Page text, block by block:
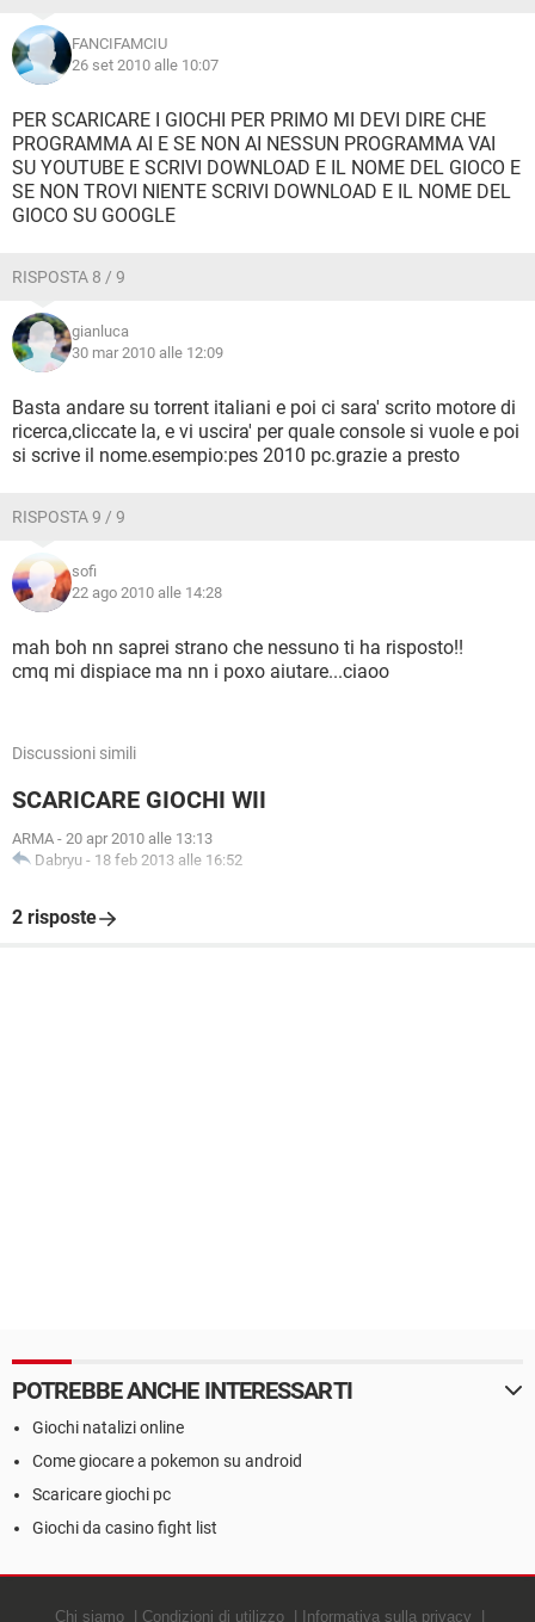
FANCIFAMCIU
26 set 2010 alle 10:07
PER SCARICARE I GIOCHI PER PRIMO MI DEVI DIRE CHE
PROGRAMMA AI E SE NON AI NESSUN PROGRAMMA VAI
SU YOUTUBE E SCRIVI DOWNLOAD E IL NOME DEL GIOCO E
SE NON TROVI NIENTE SCRIVI DOWNLOAD E IL NOME DEL
GIOCO SU GOOGLE
RISPOSTA 8 / 9
gianluca
30 mar 2010 alle 12:09
Basta andare su torrent italiani e poi ci sara' scrito motore di
ricerca,cliccate la, e vi uscira' per quale console si vuole e poi
si scrive il nome.esempio:pes 2010 pc.grazie a presto
RISPOSTA 9 / 9
sofi
22 ago 2010 alle 14:28
mah boh nn saprei strano che nessuno ti ha risposto!!
cmq mi dispiace ma nn i poxo aiutare...ciaoo
Discussioni simili
SCARICARE GIOCHI WII
ARMA - 20 apr 2010 alle 13:13
Dabryu - 18 feb 2013 alle 16:52
2 risposte
POTREBBE ANCHE INTERESSARTI
Giochi natalizi online
Come giocare a pokemon su android
Scaricare giochi pc
Giochi da casino fight list
Chi siamo Condizioni di utilizzo Informativa sulla privacy